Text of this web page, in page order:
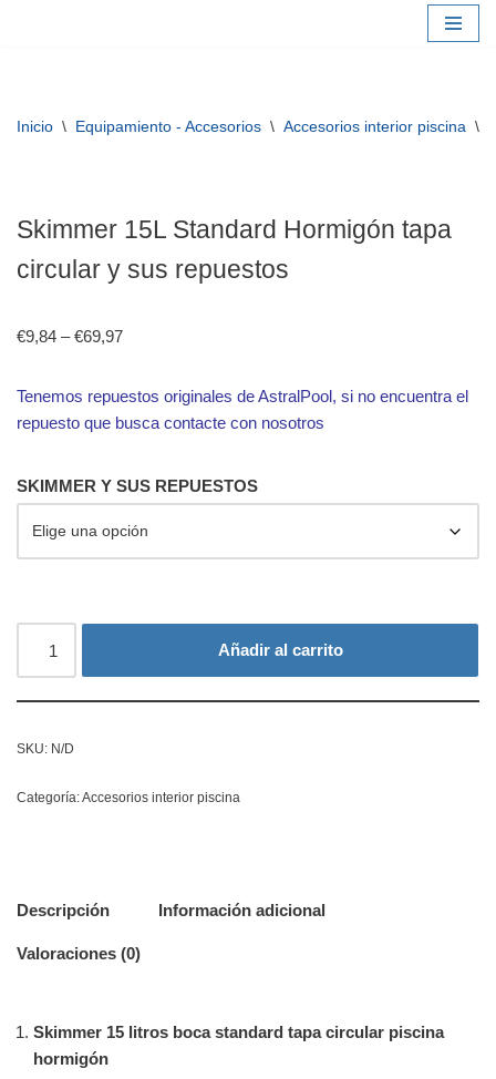
Inicio \ Equipamiento - Accesorios \ Accesorios interior piscina \
Skimmer 15L Standard Hormigón tapa
circular y sus repuestos
€9,84 –€69,97
Tenemos repuestos originales de AstralPool, si no encuentra el
repuesto que busca contacte con nosotros
SKIMMER Y SUS REPUESTOS
Añadir al carrito
SKU: N/D
Categoría:Accesorios interior piscina
Descripción Información adicional
Valoraciones (0)
Skimmer 15 litros boca standard tapa circular piscina
hormigón